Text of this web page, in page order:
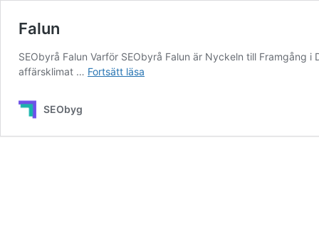
Falun
SEObyrå Falun Varför SEObyrå Falun är Nyckeln till
affärsklimat … Fortsätt läsa
SEObyg